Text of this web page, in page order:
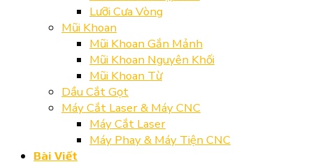
Lưỡi Cưa Vòng
Mũi Khoan
Mũi Khoan Gắn Mảnh
Mũi Khoan Nguyên Khối
Mũi Khoan Từ
Dầu Cắt Gọt
Máy Cắt Laser & Máy CNC
Máy Cắt Laser
Máy Phay & Máy Tiện CNC
Bài Viết